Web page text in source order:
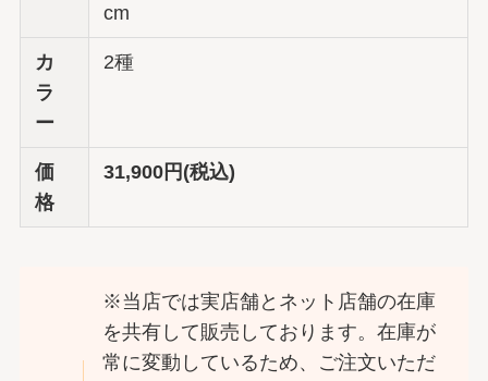
cm
カ
ラ
ー
2種
価
格
31,900円(税込)
※当店では実店舗とネット店舗の在庫
を共有して販売しております。在庫が
常に変動しているため、ご注文いただ